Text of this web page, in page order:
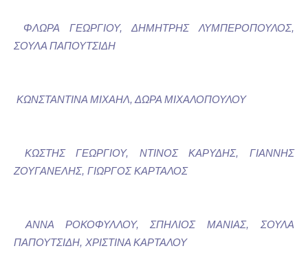
ΦΛΩΡΑ ΓΕΩΡΓΙΟΥ, ΔΗΜΗΤΡΗΣ ΛΥΜΠΕΡΟΠΟΥΛΟΣ,
ΣΟΥΛΑ ΠΑΠΟΥΤΣΙΔΗ
ΚΩΝΣΤΑΝΤΙΝΑ ΜΙΧΑΗΛ, ΔΩΡΑ ΜΙΧΑΛΟΠΟΥΛΟΥ
ΚΩΣΤΗΣ ΓΕΩΡΓΙΟΥ, ΝΤΙΝΟΣ ΚΑΡΥΔΗΣ, ΓΙΑΝΝΗΣ
ΖΟΥΓΑΝΕΛΗΣ, ΓΙΩΡΓΟΣ ΚΑΡΤΑΛΟΣ
ΑΝΝΑ ΡΟΚΟΦΥΛΛΟΥ, ΣΠΗΛΙΟΣ ΜΑΝΙΑΣ, ΣΟΥΛΑ
ΠΑΠΟΥΤΣΙΔΗ, ΧΡΙΣΤΙΝΑ ΚΑΡΤΑΛΟΥ